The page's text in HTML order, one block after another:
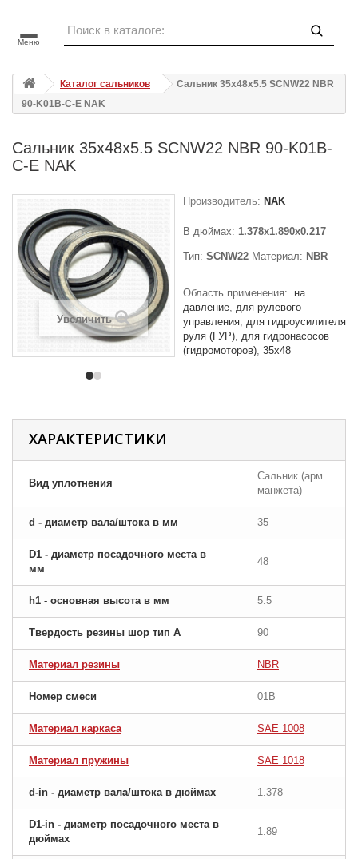
Меню
Каталог сальников
Сальник 35x48x5.5 SCNW22 NBR
90-K01B-C-E NAK
Сальник 35x48x5.5 SCNW22 NBR 90-K01B-
C-E NAK
Увеличить
Производитель: NAK
В дюймах: 1.378x1.890x0.217
Тип: SCNW22 Материал: NBR
Область применения:
на
давление для рулевого
управления для гидроусилителя
руля (ГУР) для гидронасосов
(гидромоторов) 35x48
ХАРАКТЕРИСТИКИ
Вид уплотнения
Сальник (арм.
манжета)
d - диаметр вала/штока в мм 35
D1 - диаметр посадочного места в
мм
48
h1 - основная высота в мм 5.5
Твердость резины шор тип A 90
Материал резины NBR
Номер смеси 01B
Материал каркаса SAE 1008
Материал пружины SAE 1018
d-in - диаметр вала/штока в дюймах 1.378
D1-in - диаметр посадочного места в
дюймах
1.89